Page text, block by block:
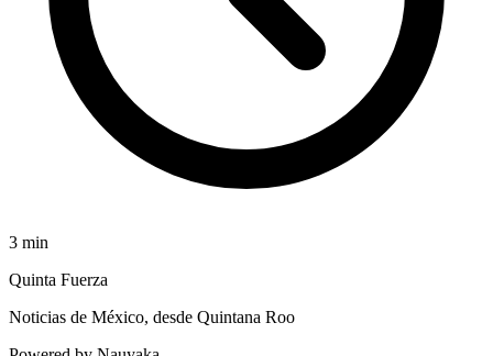
3 min
Quinta Fuerza
Noticias de México, desde Quintana Roo